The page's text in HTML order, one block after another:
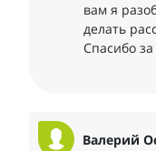
вам я
делать
Спасибо за
Валерий